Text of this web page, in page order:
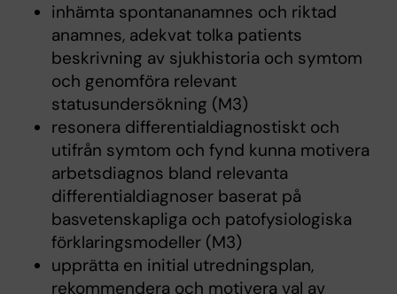
inhämta spontananamnes och riktad
anamnes, adekvat tolka patients
beskrivning av sjukhistoria och symtom
och genomföra relevant
statusundersökning (M3)
resonera differentialdiagnostiskt och
utifrån symtom och fynd kunna motivera
arbetsdiagnos bland relevanta
differentialdiagnoser baserat på
basvetenskapliga och patofysiologiska
förklaringsmodeller (M3)
upprätta en initial utredningsplan,
rekommendera och motivera val av